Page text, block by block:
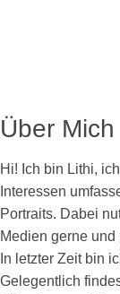
Über Mich
Hi! Ich bin Lithi,
Interessen
Portraits. Dabei
Medien gerne
In letzter Zeit bin
Gelegentlich